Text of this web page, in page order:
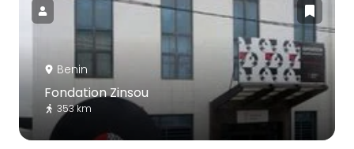
Benin
Fondation Zinsou
353 km